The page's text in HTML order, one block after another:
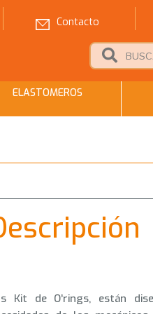
Contacto
ELASTOMEROS
Kit de O’rings, están